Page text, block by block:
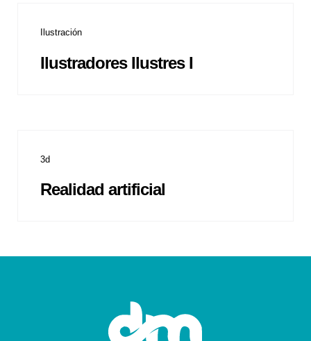
Ilustración
Ilustradores Ilustres I
3d
Realidad artificial